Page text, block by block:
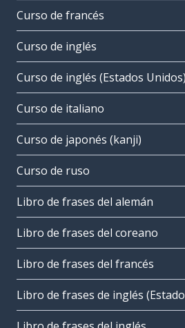
Curso de francés
Curso de inglés
Curso de inglés (Estados Unidos)
Curso de italiano
Curso de japonés (kanji)
Curso de ruso
Libro de frases del alemán
Libro de frases del coreano
Libro de frases del francés
Libro de frases de inglés